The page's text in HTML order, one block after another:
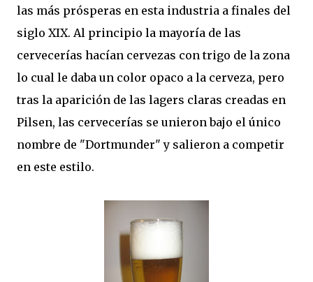
las más prósperas en esta industria a finales del
siglo XIX. Al principio la mayoría de las
cervecerías hacían cervezas con trigo de la zona
lo cual le daba un color opaco a la cerveza, pero
tras la aparición de las lagers claras creadas en
Pilsen, las cervecerías se unieron bajo el único
nombre de "Dortmunder" y salieron a competir
en este estilo.